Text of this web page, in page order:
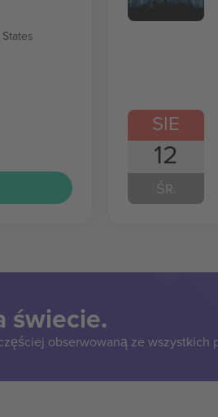
SIE
12
ŚR.
świecie.
obserwowaną ze wszystkich